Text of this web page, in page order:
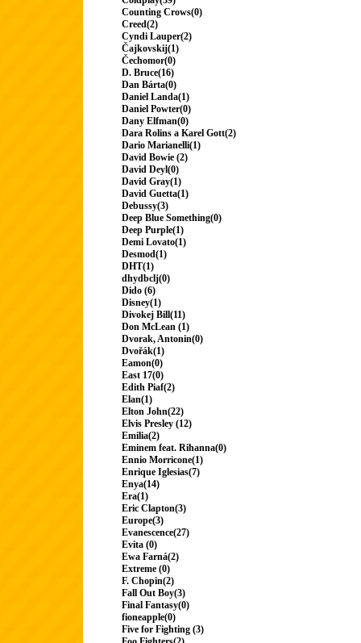
Counting Crows(0)
Creed(2)
Cyndi Lauper(2)
Čajkovskij(1)
Čechomor(0)
D. Bruce(16)
Dan Bárta(0)
Daniel Landa(1)
Daniel Powter(0)
Dany Elfman(0)
Dara Rolins a Karel Gott(2)
Dario Marianelli(1)
David Bowie (2)
David Deyl(0)
David Gray(1)
David Guetta(1)
Debussy(3)
Deep Blue Something(0)
Deep Purple(1)
Demi Lovato(1)
Desmod(1)
DHT(1)
dhydbclj(0)
Dido (6)
Disney(1)
Divokej Bill(11)
Don McLean (1)
Dvorak, Antonin(0)
Dvořák(1)
Eamon(0)
East 17(0)
Edith Piaf(2)
Elan(1)
Elton John(22)
Elvis Presley (12)
Emilia(2)
Eminem feat. Rihanna(0)
Ennio Morricone(1)
Enrique Iglesias(7)
Enya(14)
Era(1)
Eric Clapton(3)
Europe(3)
Evanescence(27)
Evita (0)
Ewa Farná(2)
Extreme (0)
F. Chopin(2)
Fall Out Boy(3)
Final Fantasy(0)
fioneapple(0)
Five for Fighting (3)